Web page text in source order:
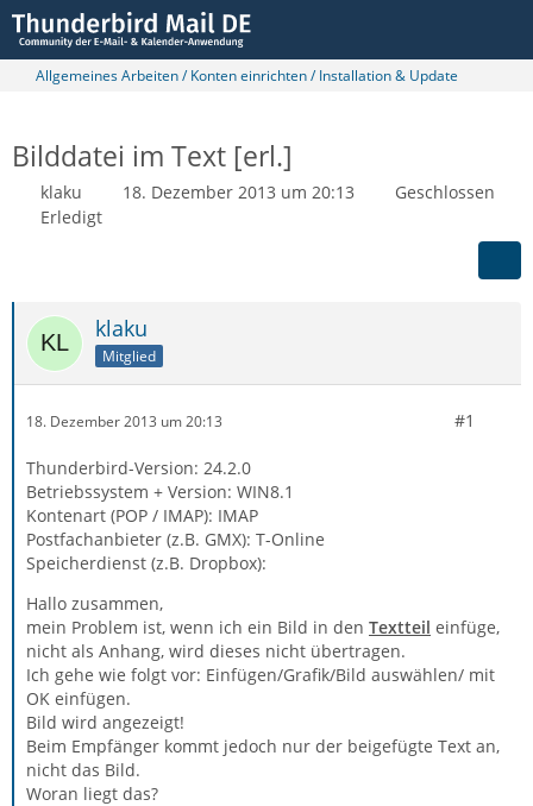
Allgemeines Arbeiten / Konten einrichten / Installation & Update
Bilddatei im Text [erl.]
klaku 18. Dezember 2013 um 20:13
Geschlossen
Erledigt
klaku
Mitglied
18. Dezember 2013 um 20:13 #1
Thunderbird-Version: 24.2.0
Betriebssystem + Version: WIN8.1
Kontenart (POP / IMAP): IMAP
Postfachanbieter (z.B. GMX): T-Online
Speicherdienst (z.B. Dropbox):
Hallo zusammen,
mein Problem ist, wenn ich ein Bild in den Textteil einfüge,
nicht als Anhang, wird dieses nicht übertragen.
Ich gehe wie folgt vor: Einfügen/Grafik/Bild auswählen/ mit
OK einfügen.
Bild wird angezeigt!
Beim Empfänger kommt jedoch nur der beigefügte Text an,
nicht das Bild.
Woran liegt das?